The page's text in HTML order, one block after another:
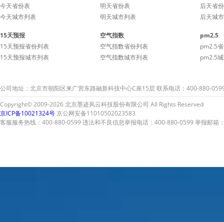
今天省份表
今天城市列表
明天省份表
明天城市列表
后天省
后天城
15天预报
15天预报省份列表
15天预报城市列表
空气指数
空气指数省份列表
空气指数城市列表
pm2.5
pm2.5
pm2.5
公司地址：北京市朝阳区来广营东路融新科技中心C座15层 联系电话：400-880-
Copyright© 2009-2026 北京墨迹风云科技股份有限公司 All Rights Reserved
京ICP备10021324号京公网安备11010502023583
客服服务热线：400-880-0599 违法和不良信息举报电话：400-880-0599 举报邮箱